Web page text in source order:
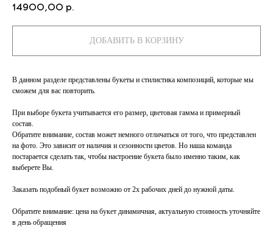
14900,00 р.
ДОБАВИТЬ В КОРЗИНУ
В данном разделе представлены букеты и стилистика композиций, которые мы
сможем для вас повторить.
При выборе букета учитывается его размер, цветовая гамма и примерный
состав.
Обратите внимание, состав может немного отличаться от того, что представлен
на фото. Это зависит от наличия и сезонности цветов. Но наша команда
постарается сделать так, чтобы настроение букета было именно таким, как
выберете Вы.
Заказать подобный букет возможно от 2х рабочих дней до нужной даты.
Обратите внимание: цена на букет динамичная, актуальную стоимость уточняйте
в день обращения